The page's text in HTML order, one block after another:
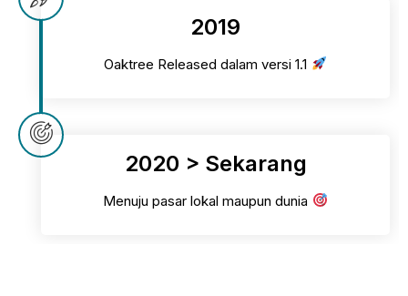
2019
Oaktree Released dalam versi 1.1
2020 > Sekarang
Menuju pasar lokal maupun dunia